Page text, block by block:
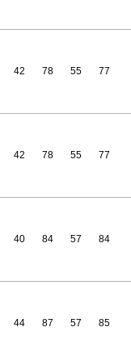
42 78 55 77
42 78 55 77
40 84 57 84
44 87 57 85